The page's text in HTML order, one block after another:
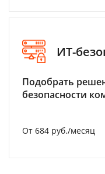
ИТ-
Подобрать
безопасности
От 684 руб./месяц